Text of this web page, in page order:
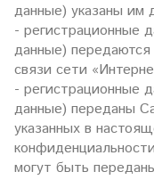
данные) указаны им
- регистрационные
данные)
связи сети
- регистрационные
данные) переданы
указанных в
могут быть